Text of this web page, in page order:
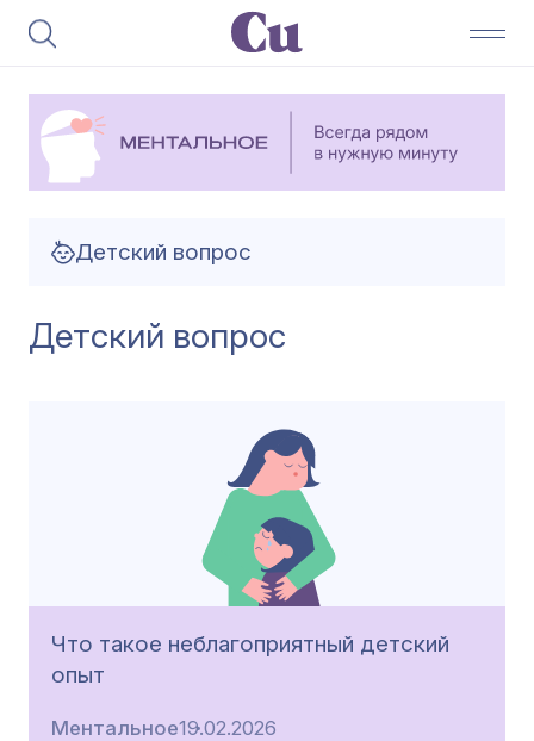
Детский вопрос
Детский вопрос
Что такое неблагоприятный детский
опыт
Ментальное19.02.2026